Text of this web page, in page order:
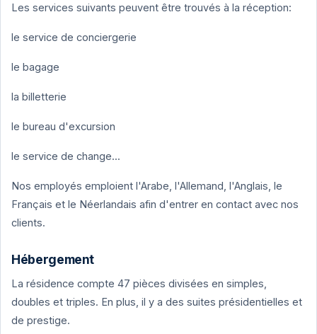
Les services suivants peuvent être trouvés à la réception:
le service de conciergerie
le bagage
la billetterie
le bureau d'excursion
le service de change...
Nos employés emploient l'Arabe, l'Allemand, l'Anglais, le
Français et le Néerlandais afin d'entrer en contact avec nos
clients.
Hébergement
La résidence compte 47 pièces divisées en simples,
doubles et triples. En plus, il y a des suites présidentielles et
de prestige.